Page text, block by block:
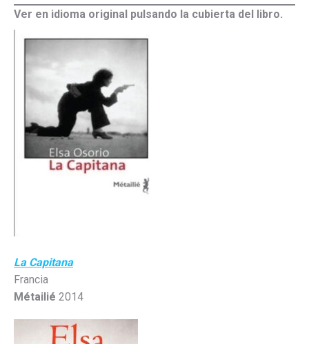
Ver en idioma original pulsando la cubierta del libro.
La Capitana
Francia
Métailié 2014